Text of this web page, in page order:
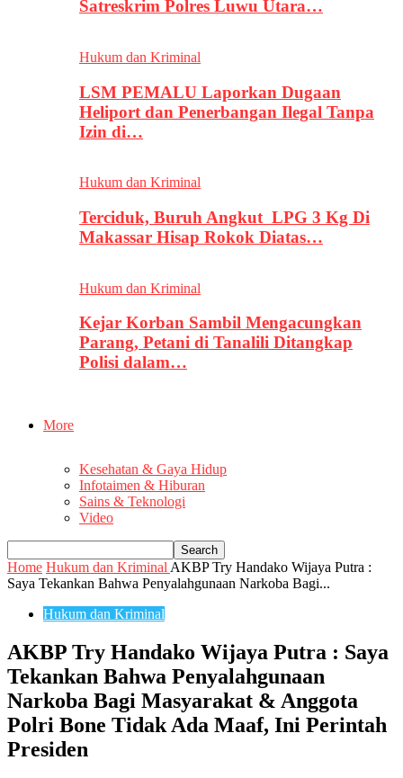
Satreskrim Polres Luwu Utara…
Hukum dan Kriminal
LSM PEMALU Laporkan Dugaan
Heliport dan Penerbangan Ilegal Tanpa
Izin di…
Hukum dan Kriminal
Terciduk, Buruh Angkut LPG 3 Kg Di
Makassar Hisap Rokok Diatas…
Hukum dan Kriminal
Kejar Korban Sambil Mengacungkan
Parang, Petani di Tanalili Ditangkap
Polisi dalam…
More
Kesehatan & Gaya Hidup
Infotaimen & Hiburan
Sains & Teknologi
Video
Home Hukum dan Kriminal AKBP Try Handako Wijaya Putra :
Saya Tekankan Bahwa Penyalahgunaan Narkoba Bagi...
Hukum dan Kriminal
AKBP Try Handako Wijaya Putra : Saya
Tekankan Bahwa Penyalahgunaan
Narkoba Bagi Masyarakat & Anggota
Polri Bone Tidak Ada Maaf, Ini Perintah
Presiden